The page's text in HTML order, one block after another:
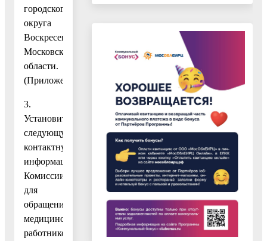
городского
округа
Воскресенск
Московской
области.
(Приложение.)
3.
Установить
следующую
контактную
информацию
Комиссии
для
обращений
медицинских
работников: